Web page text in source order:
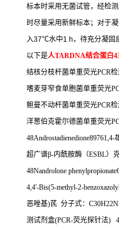
标本时采用无菌试管，经检
时尽量采用新鲜标本；对于
入37℃水中1 h ，待充分凝固
以下是人TARDNA结合蛋白
结核分枝杆菌单重荧光PCR
嗜麦芽窄食单胞菌单重荧光
鲍曼不动杆菌单重荧光PCR
洋葱伯克霍尔德菌单重荧光
48Androstadienedione89761,4-
超广谱β-内酰胺酶（ESBL）
48Nandrolone
4,4'-Bis(5-methyl-2-
恶唑基)芪 分子式：
测试剂盒(PCR-荧光探针法)